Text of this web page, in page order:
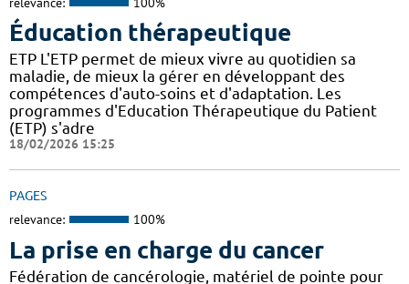
Éducation thérapeutique
ETP L'ETP permet de mieux vivre au quotidien sa
maladie, de mieux la gérer en développant des
compétences d'auto-soins et d'adaptation. Les
programmes d'Education Thérapeutique du Patient
(ETP) s'adre
18/02/2026 15:25
PAGES
relevance: 100%
La prise en charge du cancer
Fédération de cancérologie, matériel de pointe pour